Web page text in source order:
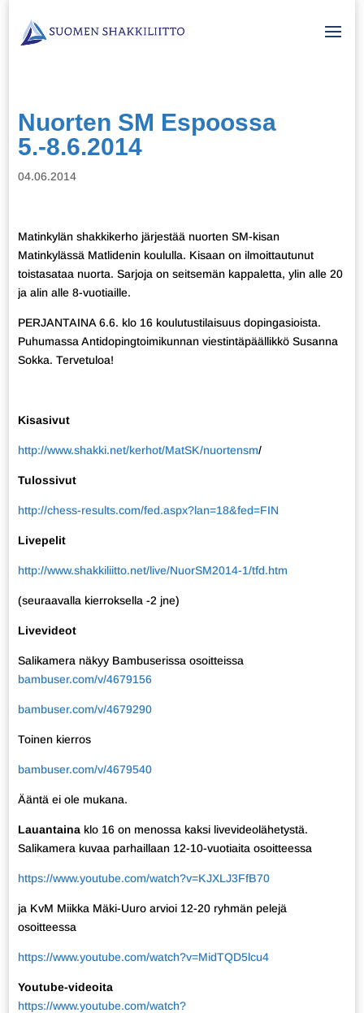
Nuorten SM Espoossa
5.-8.6.2014
04.06.2014
Matinkylän shakkikerho järjestää nuorten SM-kisan
Matinkylässä Matlidenin koululla. Kisaan on ilmoittautunut
toistasataa nuorta. Sarjoja on seitsemän kappaletta, ylin alle 20
ja alin alle 8-vuotiaille.
PERJANTAINA 6.6. klo 16 koulutustilaisuus dopingasioista.
Puhumassa Antidopingtoimikunnan viestintäpäällikkö Susanna
Sokka. Tervetuloa!
Kisasivut
http://www.shakki.net/kerhot/MatSK/nuortensm/
Tulossivut
http://chess-results.com/fed.aspx?lan=18&fed=FIN
Livepelit
http://www.shakkiliitto.net/live/NuorSM2014-1/tfd.htm
(seuraavalla kierroksella -2 jne)
Livevideot
Salikamera näkyy Bambuserissa osoitteissa
bambuser.com/v/4679156
bambuser.com/v/4679290
Toinen kierros
bambuser.com/v/4679540
Ääntä ei ole mukana.
Lauantaina klo 16 on menossa kaksi livevideolähetystä.
Salikamera kuvaa parhaillaan 12-10-vuotiaita osoitteessa
https://www.youtube.com/watch?v=KJXLJ3FfB70
ja KvM Miikka Mäki-Uuro arvioi 12-20 ryhmän pelejä
osoitteessa
https://www.youtube.com/watch?v=MidTQD5lcu4
Youtube-videoita
https://www.youtube.com/watch?